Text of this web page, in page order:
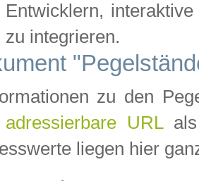
integrieren.
zu den
URLals
liegen hier